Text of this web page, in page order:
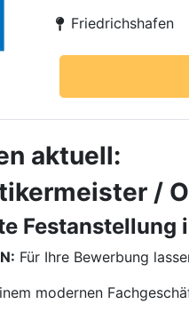
Friedrichshafen
aktuell:
/
Festanstellung
Für Ihre Bewerbung
modernen